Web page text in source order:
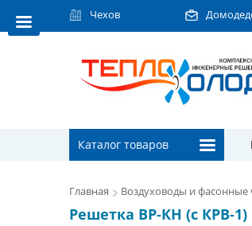
Чехов
Каталог товаров
Главная Воздуховоды и фасонные
Решетка ВР-КН (с КРВ-1)